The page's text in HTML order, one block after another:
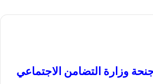
وزارة التضامن الاجتماعي